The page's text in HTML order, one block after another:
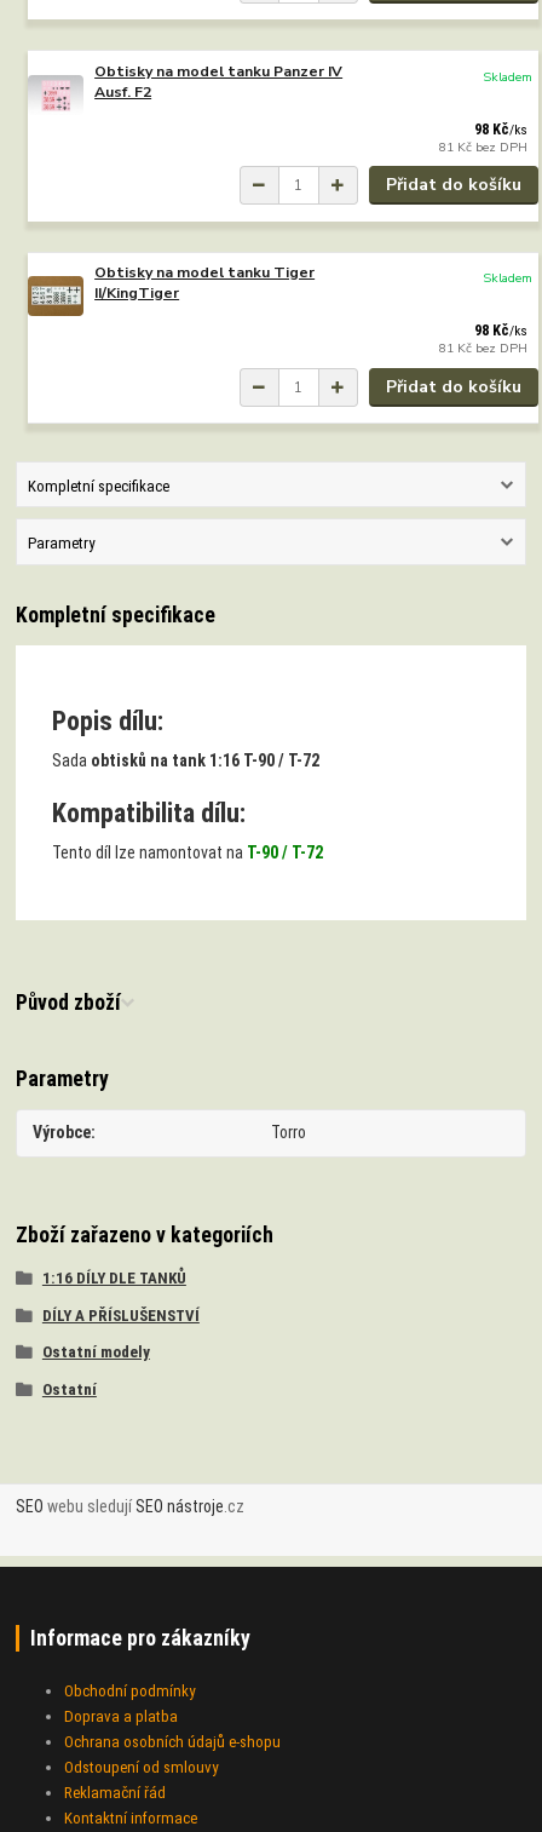
Obtisky na model tanku Panzer IV
Ausf. F2
98 Kč/ks
81 Kč bez DPH
Skladem
Přidat do košíku
Obtisky na model tanku Tiger
II/KingTiger
98 Kč/ks
81 Kč bez DPH
Skladem
Přidat do košíku
Kompletní specifikace
Parametry
Kompletní specifikace
Popis dílu:
Sada obtisků na tank 1:16 T-90 / T-72
Kompatibilita dílu:
Tento díl lze namontovat na T-90 / T-72
Původ zboží
Parametry
Výrobce Torro
Zboží zařazeno v kategoriích
1:16 DÍLY DLE TANKŮ
DÍLY A PŘÍSLUŠENSTVÍ
Ostatní modely
Ostatní
SEO webu sledujíSEO nástroje.cz
Informace pro zákazníky
Obchodní podmínky
Doprava a platba
Ochrana osobních údajů e-shopu
Odstoupení od smlouvy
Reklamační řád
Kontaktní informace